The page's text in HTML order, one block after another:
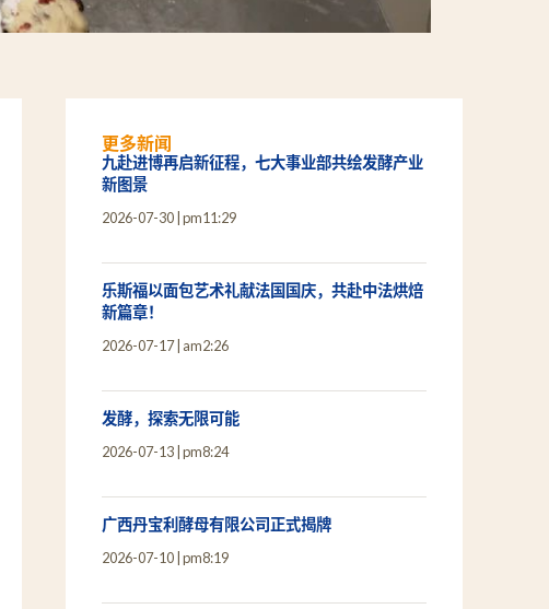
更多新闻
九赴进博再启新征程，七大事业部共绘发酵产业
新图景
2026-07-30 pm11:29
乐斯福以面包艺术礼献法国国庆，共赴中法烘焙
新篇章！
2026-07-17 am2:26
发酵，探索无限可能
2026-07-13 pm8:24
广西丹宝利酵母有限公司正式揭牌
2026-07-10 pm8:19